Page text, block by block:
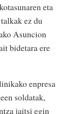
eta
ez du
Asuncion
bidetara ere
enpresa
soldatak,
jaitsi egin